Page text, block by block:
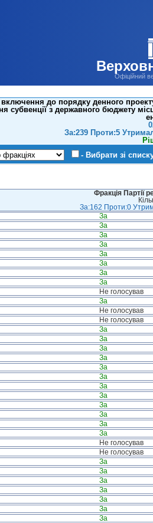
Офіційний
до порядку денного
субвенції з державного бюджету
За:239 Проти:5
- Вибрати зі
Фракція Партії
За:162 Проти:0
За
За
За
За
За
За
За
За
Не голосував
За
Не голосував
Не голосував
За
За
За
За
За
За
За
За
За
За
За
За
Не голосував
Не голосував
За
За
За
За
За
За
За